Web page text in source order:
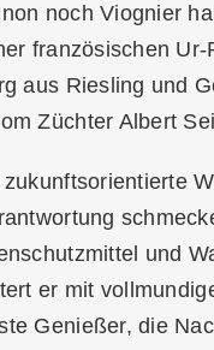
noch Viognier
französischen
aus Riesling und
Züchter Albert
zukunftsorientierte
und
er mit
Genießer, die